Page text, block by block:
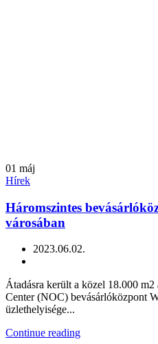
01 máj
Hírek
Háromszintes
városában
2023.06.02.
Átadásra került a közel 18.000
Center (NOC) bevásárlóközpont
üzlethelyisége...
Continue reading